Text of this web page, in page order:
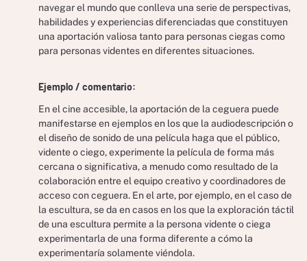
navegar el mundo que conlleva una serie de perspectivas,
habilidades y experiencias diferenciadas que constituyen
una aportación valiosa tanto para personas ciegas como
para personas videntes en diferentes situaciones.
Ejemplo / comentario:
En el cine accesible, la aportación de la ceguera puede
manifestarse en ejemplos en los que la audiodescripción o
el diseño de sonido de una película haga que el público,
vidente o ciego, experimente la película de forma más
cercana o significativa, a menudo como resultado de la
colaboración entre el equipo creativo y coordinadores de
acceso con ceguera. En el arte, por ejemplo, en el caso de
la escultura, se da en casos en los que la exploración táctil
de una escultura permite a la persona vidente o ciega
experimentarla de una forma diferente a cómo la
experimentaría solamente viéndola.